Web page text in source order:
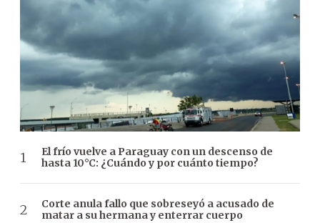
El frío vuelve a Paraguay con un descenso de
hasta 10°C: ¿Cuándo y por cuánto tiempo?
Corte anula fallo que sobreseyó a acusado de
matar a su hermana y enterrar cuerpo